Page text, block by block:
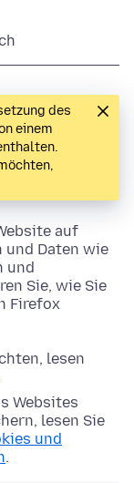
des
einem
auf
und Daten wie
und
Sie, wie Sie
Firefox
lesen
Websites
lesen Sie
und
.